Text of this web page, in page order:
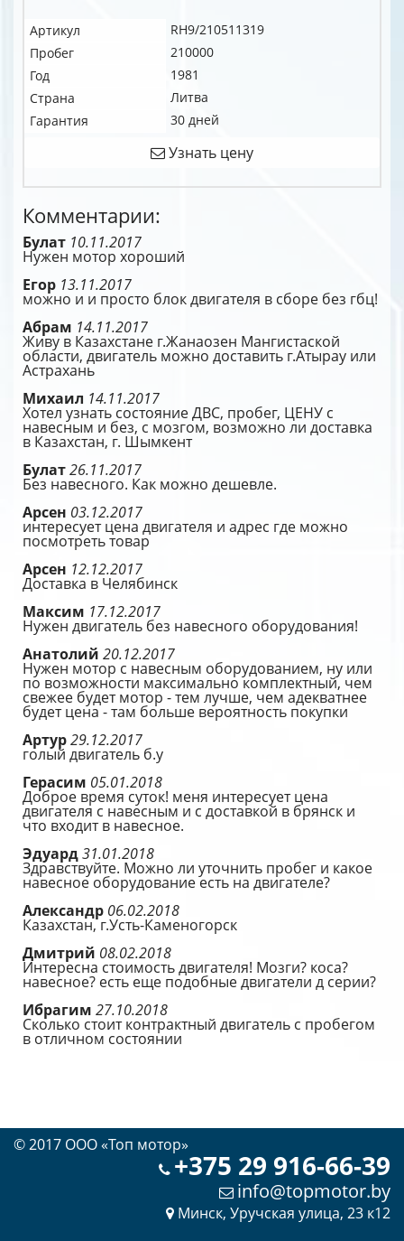
Артикул
RH9/210511319
Пробег
210000
Год
1981
Страна
Литва
Гарантия
30 дней
Узнать цену
Комментарии:
Булат 10.11.2017
Нужен мотор хороший
Егор 13.11.2017
можно и и просто блок двигателя в сборе без гбц!
Абрам 14.11.2017
Живу в Казахстане г.Жанаозен Мангистаской
области, двигатель можно доставить г.Атырау или
Астрахань
Михаил 14.11.2017
Хотел узнать состояние ДВС, пробег, ЦЕНУ с
навесным и без, с мозгом, возможно ли доставка
в Казахстан, г. Шымкент
Булат26.11.2017
Без навесного. Как можно дешевле.
Арсен 03.12.2017
интересует цена двигателя и адрес где можно
посмотреть товар
Арсен 12.12.2017
Доставка в Челябинск
Максим 17.12.2017
Нужен двигатель без навесного оборудования!
Анатолий 20.12.2017
Нужен мотор с навесным оборудованием, ну или
по возможности максимально комплектный, чем
свежее будет мотор - тем лучше, чем адекватнее
будет цена - там больше вероятность покупки
Артур29.12.2017
голый двигатель б.у
Герасим 05.01.2018
Доброе время суток! меня интересует цена
двигателя с навесным и с доставкой в брянск и
что входит в навесное.
Эдуард31.01.2018
Здравствуйте. Можно ли уточнить пробег и какое
навесное оборудование есть на двигателе?
Александр 06.02.2018
Казахстан, г.Усть-Каменогорск
Дмитрий 08.02.2018
Интересна стоимость двигателя! Мозги? коса?
навесное? есть еще подобные двигатели д серии?
Ибрагим 27.10.2018
Сколько стоит контрактный двигатель с пробегом
в отличном состоянии
© 2017 OOO «Топ мотор»
+375 29 916-66-39
info@topmotor.by
Минск, Уручская улица, 23 к12